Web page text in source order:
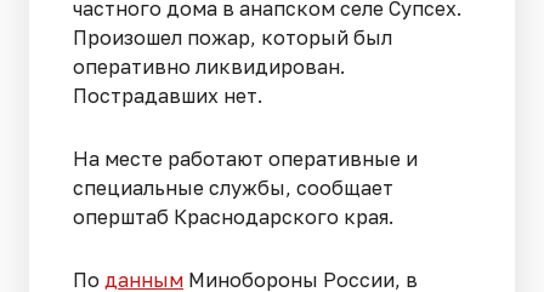
частного дома в анапском селе Супсех.
Произошел пожар, который был
оперативно ликвидирован.
Пострадавших нет.
На месте работают оперативные и
специальные службы, сообщает
оперштаб Краснодарского края.
По данным Минобороны России, в